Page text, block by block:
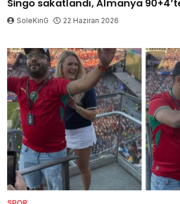
Singo sakatlandı, Almanya
SoleKinG 22 Haziran 2026